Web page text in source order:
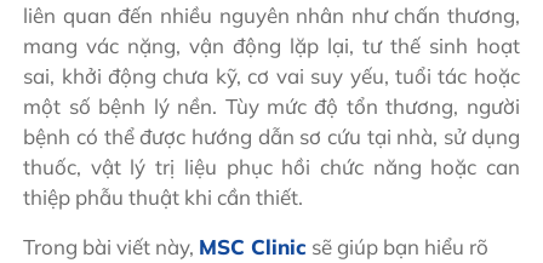
liên quan đến nhiều nguyên nhân như chấn thương,
mang vác nặng, vận động lặp lại, tư thế sinh hoạt
sai, khởi động chưa kỹ, cơ vai suy yếu, tuổi tác hoặc
một số bệnh lý nền. Tùy mức độ tổn thương, người
bệnh có thể được hướng dẫn sơ cứu tại nhà, sử dụng
thuốc, vật lý trị liệu phục hồi chức năng hoặc can
thiệp phẫu thuật khi cần thiết.
Trong bài viết này, MSC Clinic sẽ giúp bạn hiểu rõ